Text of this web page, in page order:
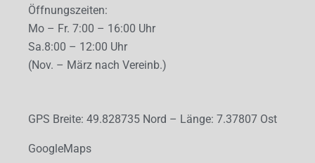
Öffnungszeiten:
Mo – Fr. 7:00 – 16:00 Uhr
Sa.8:00 – 12:00 Uhr
(Nov. – März nach Vereinb.)
GPS Breite: 49.828735 Nord – Länge: 7.37807 Ost
GoogleMaps